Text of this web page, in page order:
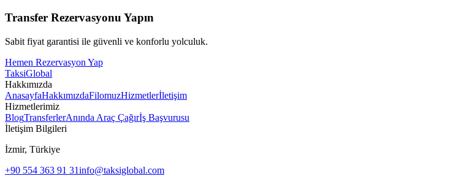
Transfer Rezervasyonu Yapın
Sabit fiyat garantisi ile güvenli ve konforlu yolculuk.
Hemen Rezervasyon Yap
TaksiGlobal
Hakkımızda
AnasayfaHakkımızdaFilomuzHizmetlerİletişim
Hizmetlerimiz
BlogTransferlerAnında Araç Çağırİş Başvurusu
İletişim Bilgileri
İzmir, Türkiye
+90 554 363 91 31info@taksiglobal.com